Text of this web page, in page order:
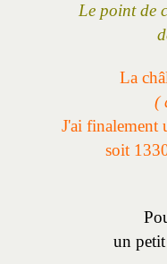
Le point de
La
(
J'ai finalement
soit
un